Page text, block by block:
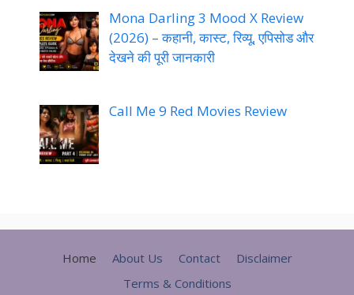
Mona Darling 3 Mood X Review
(2026) – कहानी, कास्ट, रिव्यू, एपिसोड और
देखने की पूरी जानकारी
Call Me 9 Red Movies Review
Home About Us Contact
Disclaimer
Terms & Conditions